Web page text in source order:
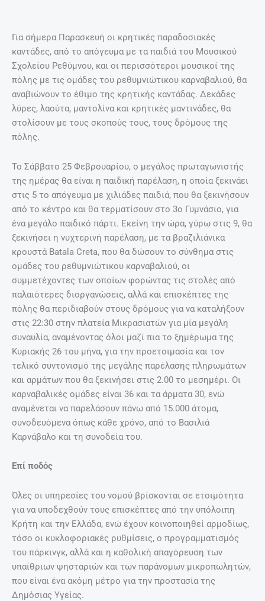
Για σήμερα Παρασκευή οι κρητικές παραδοσιακές
καντάδες, από το απόγευμα με τα παιδιά του Μουσικού
Σχολείου Ρεθύμνου, και οι περισσότεροι μουσικοί της
πόλης με τις ομάδες του ρεθυμνιώτικου καρναβαλιού, θα
αναβιώνουν το έθιμο της κρητικής καντάδας. Δεκάδες
λύρες, λαούτα, μαντολίνα και κρητικές μαντινάδες, θα
στολίσουν με τους σκοπούς τους, τους δρόμους της
πόλης.
Το Σάββατο 25 Φεβρουαρίου, ο μεγάλος πρωταγωνιστής
της ημέρας θα είναι η παιδική παρέλαση, η οποία ξεκινάει
στις 5 το απόγευμα με χιλιάδες παιδιά, που θα ξεκινήσουν
από το κέντρο και θα τερματίσουν στο 3ο Γυμνάσιο, για
ένα μεγάλο παιδικό πάρτι. Εκείνη την ώρα, γύρω στις 9, θα
ξεκινήσει η νυχτερινή παρέλαση, με τα βραζιλιάνικα
κρουστά Batala Creta, που θα δώσουν το σύνθημα στις
ομάδες του ρεθυμνιώτικου καρναβαλιού, οι
συμμετέχοντες των οποίων φορώντας τις στολές από
παλαιότερες διοργανώσεις, αλλά και επισκέπτες της
πόλης θα περιδιαβούν στους δρόμους για να καταλήξουν
στις 22:30 στην πλατεία Μικρασιατών για μία μεγάλη
συναυλία, αναμένοντας όλοι μαζί πια το ξημέρωμα της
Κυριακής 26 του μήνα, για την προετοιμασία και τον
τελικό συντονισμό της μεγάλης παρέλασης πληρωμάτων
και αρμάτων που θα ξεκινήσει στις 2.00 το μεσημέρι. Οι
καρναβαλικές ομάδες είναι 36 και τα άρματα 30, ενώ
αναμένεται να παρελάσουν πάνω από 15.000 άτομα,
συνοδευόμενα όπως κάθε χρόνο, από το Βασιλιά
Καρνάβαλο και τη συνοδεία του.
Επί ποδός
Όλες οι υπηρεσίες του νομού βρίσκονται σε ετοιμότητα
για να υποδεχθούν τους επισκέπτες από την υπόλοιπη
Κρήτη και την Ελλάδα, ενώ έχουν κοινοποιηθεί αρμοδίως,
τόσο οι κυκλοφοριακές ρυθμίσεις, ο προγραμματισμός
του πάρκινγκ, αλλά και η καθολική απαγόρευση των
υπαίθριων ψησταριών και των παράνομων μικροπωλητών,
που είναι ένα ακόμη μέτρο για την προστασία της
Δημόσιας Υγείας.